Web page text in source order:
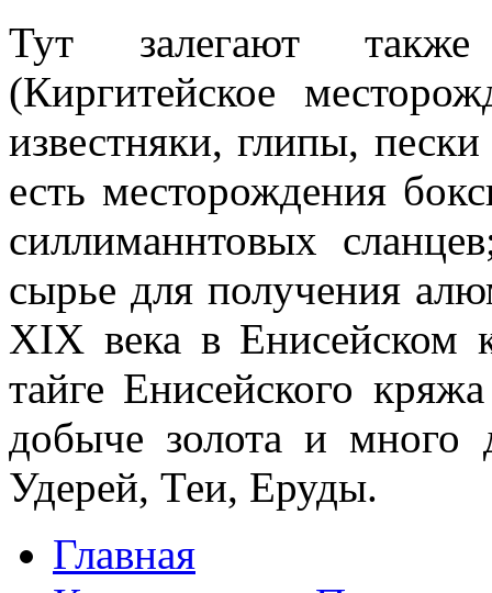
Тут залегают
(Киргитейское
известняки, глипы,
есть месторождения
силлиманнтовых
сырье для получения
XIX века в Енисейском
тайге Енисейского
добыче золота и
Удерей, Теи, Еруды.
Главная